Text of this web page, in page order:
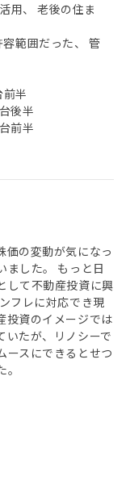
用、 老後の住ま
範囲だった、 管
半
後半
前半
価の変動が気になっ
ました。 もっと日
して不動産投資に興
フレに対応でき現
投資のイメージでは
いたが、リノシーで
ースにできるとせつ